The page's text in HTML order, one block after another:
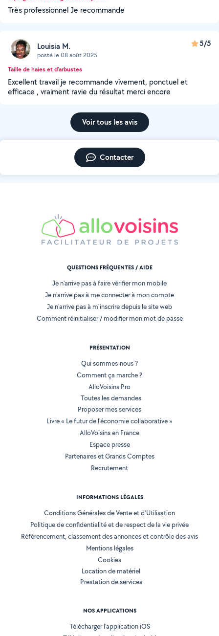
Très professionnel Je recommande
Louisia M.
posté le 08 août 2025
5/5
Taille de haies et d'arbustes
Excellent travail je recommande vivement, ponctuel et
efficace , vraiment ravie du résultat merci encore
Voir tous les avis
Contacter
QUESTIONS FRÉQUENTES / AIDE
Je n'arrive pas à faire vérifier mon mobile
Je n'arrive pas à me connecter à mon compte
Je n'arrive pas à m'inscrire depuis le site web
Comment réinitialiser / modifier mon mot de passe
PRÉSENTATION
Qui sommes-nous ?
Comment ça marche ?
AlloVoisins Pro
Toutes les demandes
Proposer mes services
Livre « Le futur de l'économie collaborative »
AlloVoisins en France
Espace presse
Partenaires et Grands Comptes
Recrutement
INFORMATIONS LÉGALES
Conditions Générales de Vente et d'Utilisation
Politique de confidentialité et de respect de la vie privée
Référencement, classement des annonces et contrôle des avis
Mentions légales
Cookies
Location de matériel
Prestation de services
NOS APPLICATIONS
Télécharger l’application iOS